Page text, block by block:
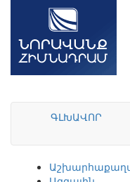
ԳԼԽԱՎՈՐ